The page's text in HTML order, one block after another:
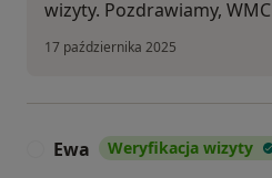
wizyty. Pozdrawiamy, WMC
17 października 2025
Ewa Weryfikacja wizyty